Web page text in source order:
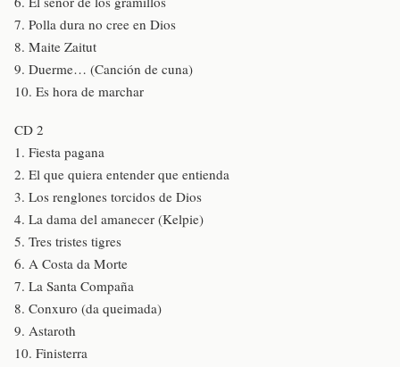
7. Polla dura no cree en Dios
8. Maite Zaitut
9. Duerme… (Canción de cuna)
10. Es hora de marchar
CD 2
1. Fiesta pagana
2. El que quiera entender que entienda
3. Los renglones torcidos de Dios
4. La dama del amanecer (Kelpie)
5. Tres tristes tigres
6. A Costa da Morte
7. La Santa Compaña
8. Conxuro (da queimada)
9. Astaroth
10. Finisterra